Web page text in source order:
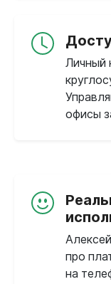
Личный
офисы
про
на